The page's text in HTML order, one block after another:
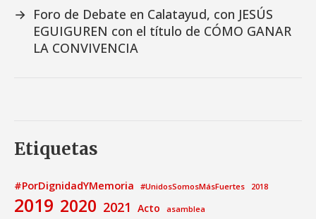
→ Foro de Debate en Calatayud, con JESÚS
EGUIGUREN con el título de CÓMO GANAR
LA CONVIVENCIA
Etiquetas
#PorDignidadYMemoria #UnidosSomosMásFuertes 2018
2019 2020 2021 Acto asamblea